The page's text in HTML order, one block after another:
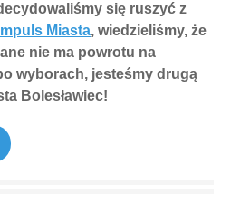
się ruszyć z
Impuls Miasta, wiedzieliśmy, że
nie ma powrotu na
wyborach, jesteśmy drugą
Bolesławiec!